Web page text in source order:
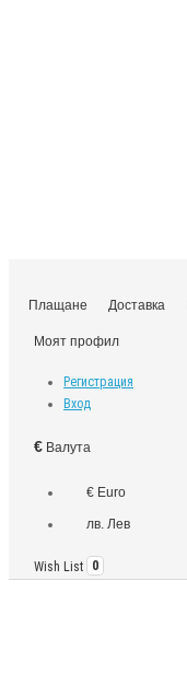
Плащане Доставка
Моят профил
Регистрация
Вход
€ Валута
€ Euro
лв. Лев
Wish List 0